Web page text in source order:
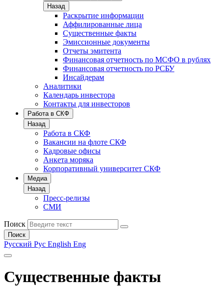
Назад
Раскрытие информации
Аффилированные лица
Существенные факты
Эмиссионные документы
Отчеты эмитента
Финансовая отчетность по МСФО в рублях
Финансовая отчетность по РСБУ
Инсайдерам
Аналитики
Календарь инвестора
Контакты для инвесторов
Работа в СКФ
Назад
Работа в СКФ
Вакансии на флоте СКФ
Кадровые офисы
Анкета моряка
Корпоративный университет СКФ
Медиа
Назад
Пресс-релизы
СМИ
Поиск
Поиск
Русский Рус English Eng
Существенные факты